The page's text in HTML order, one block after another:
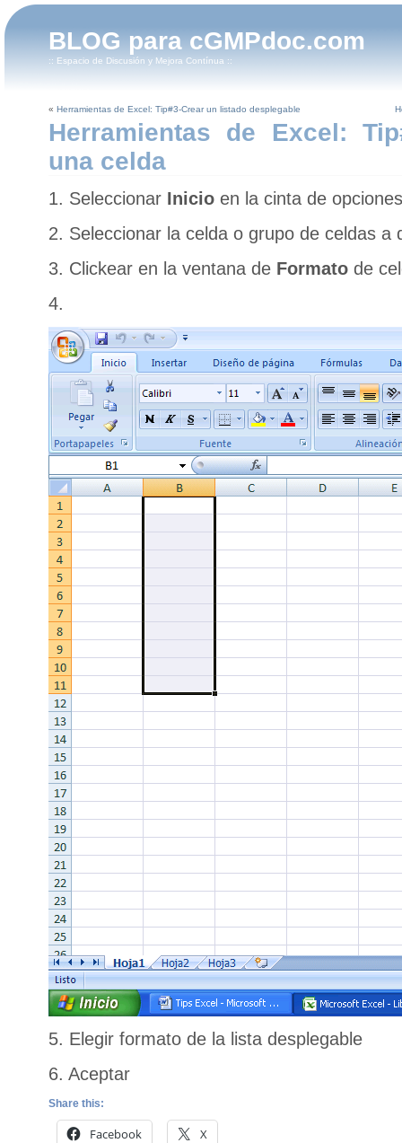
BLOG para cGMPdoc.com
:: Espacio de Discusión y Mejora Contínua ::
« Herramientas de Excel: Tip#3-Crear un listado desplegable
Herramientas de Excel:
una celda
1. Seleccionar Inicioen la cinta de opciones
2. Seleccionar la celda o grupo de celdas a
3. Clickear en la ventana de Formato de
4.
5. Elegir formato de la lista desplegable
6. Aceptar
Share this:
Facebook X